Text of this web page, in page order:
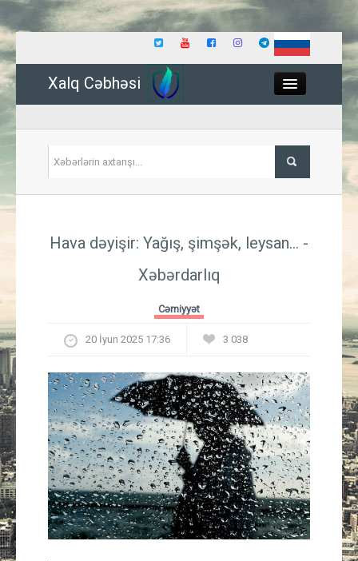
Xalq Cəbhəsi
İqtisadiyyat
Güney Azərbaycan
Mədəniyyət
Müsahibə
İdman
Layihə
Hava dəyişir: Yağış, şimşək, leysan... -
Xəbərdarlıq
Cəmiyyət
20 İyun 2025 17:36 3 038